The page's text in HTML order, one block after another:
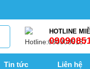
HOTLINE
Tin tức Liên hệ